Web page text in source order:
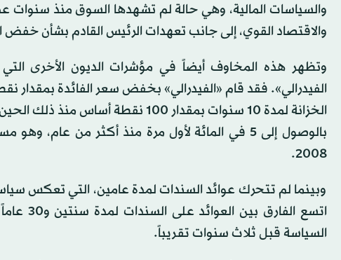
والسياسات المالية، وهي حالة لم تشهدها السوق منذ سنوات
والاقتصاد القوي، إلى جانب تعهدات الرئيس القادم بشأن
وتظهر هذه المخاوف أيضاً في مؤشرات الديون الأخرى
الفيدرالي». فقد قام «الفيدرالي» بخفض سعر الفائدة بمقدار
بالوصول إلى 5 في المائة لأول مرة منذ أكثر من
2008.
وبينما لم تتحرك عوائد السندات لمدة عامين، التي تعكس
اتسع
السياسة قبل ثلاث سنوات تقريباً.